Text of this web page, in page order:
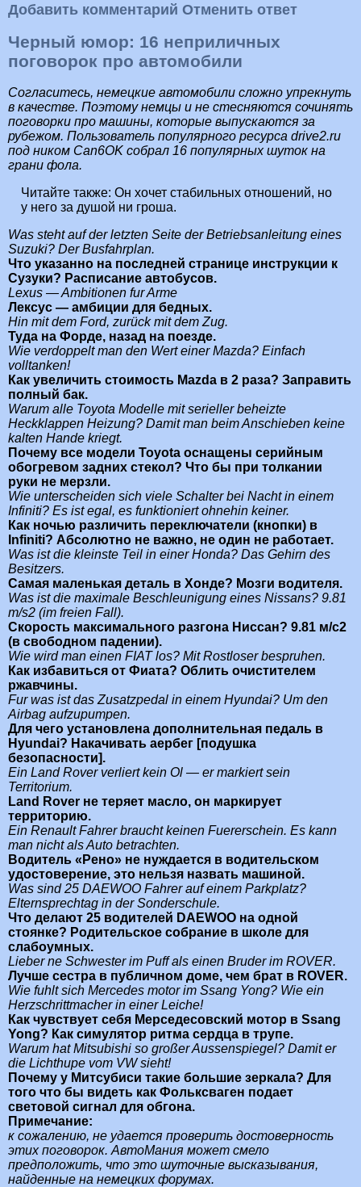
Добавить комментарий Отменить ответ
Черный юмор: 16 неприличных
поговорок про автомобили
Согласитесь, немецкие автомобили сложно упрекнуть
в качестве. Поэтому немцы и не стесняются сочинять
поговорки про машины, которые выпускаются за
рубежом. Пользователь популярного ресурса drive2.ru
под ником Can6OK собрал 16 популярных шуток на
грани фола.
Читайте также: Он хочет стабильных отношений, но
у него за душой ни гроша.
Was steht auf der letzten Seite der Betriebsanleitung eines
Suzuki? Der Busfahrplan.
Что указанно на последней странице инструкции к
Сузуки? Расписание автобусов.
Lexus — Ambitionen fur Arme
Лексус — амбиции для бедных.
Hin mit dem Ford, zurück mit dem Zug.
Туда на Форде, назад на поезде.
Wie verdoppelt man den Wert einer Mazda? Einfach
volltanken!
Как увеличить стоимость Mazda в 2 раза? Заправить
полный бак.
Warum alle Toyota Modelle mit serieller beheizte
Heckklappen Heizung? Damit man beim Anschieben keine
kalten Hande kriegt.
Почему все модели Toyota оснащены серийным
обогревом задних стекол? Что бы при толкании
руки не мерзли.
Wie unterscheiden sich viele Schalter bei Nacht in einem
Infiniti? Es ist egal, es funktioniert ohnehin keiner.
Как ночью различить переключатели (кнопки) в
Infiniti? Абсолютно не важно, не один не работает.
Was ist die kleinste Teil in einer Honda? Das Gehirn des
Besitzers.
Самая маленькая деталь в Хонде? Мозги водителя.
Was ist die maximale Beschleunigung eines Nissans? 9.81
m/s2 (im freien Fall).
Скорость максимального разгона Ниссан? 9.81 м/с2
(в свободном падении).
Wie wird man einen FIAT los? Mit Rostloser bespruhen.
Как избавиться от Фиата? Облить очистителем
ржавчины.
Fur was ist das Zusatzpedal in einem Hyundai? Um den
Airbag aufzupumpen.
Для чего установлена дополнительная педаль в
Hyundai? Накачивать аербег [подушка
безопасности].
Ein Land Rover verliert kein Ol — er markiert sein
Territorium.
Land Rover не теряет масло, он маркирует
территорию.
Ein Renault Fahrer braucht keinen Fuererschein. Es kann
man nicht als Auto betrachten.
Водитель «Рено» не нуждается в водительском
удостоверение, это нельзя назвать машиной.
Was sind 25 DAEWOO Fahrer auf einem Parkplatz?
Elternsprechtag in der Sonderschule.
Что делают 25 водителей DAEWOO на одной
стоянке? Родительское собрание в школе для
слабоумных.
Lieber ne Schwester im Puff als einen Bruder im ROVER.
Лучше сестра в публичном доме, чем брат в ROVER.
Wie fuhlt sich Mercedes motor im Ssang Yong? Wie ein
Herzschrittmacher in einer Leiche!
Как чувствует себя Мерседесовский мотор в Ssang
Yong? Как симулятор ритма сердца в трупе.
Warum hat Mitsubishi so großer Aussenspiegel? Damit er
die Lichthupe vom VW sieht!
Почему у Митсубиси такие большие зеркала? Для
того что бы видеть как Фольксваген подает
световой сигнал для обгона.
Примечание:
к сожалению, не удается проверить достоверность
этих поговорок. АвтоМания может смело
предположить, что это шуточные высказывания,
найденные на немецких форумах.